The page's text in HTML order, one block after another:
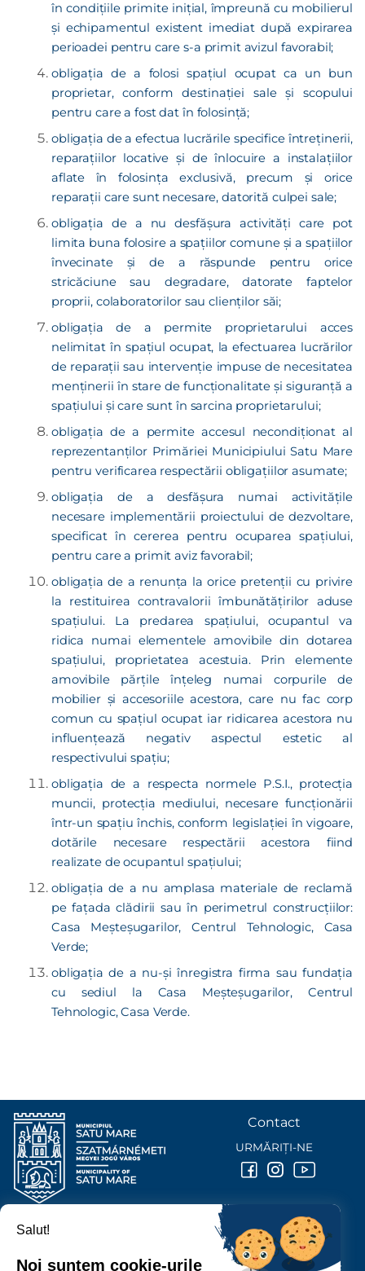
în condiţiile primite iniţial, împreună cu mobilierul
şi echipamentul existent imediat după expirarea
perioadei pentru care s-a primit avizul favorabil;
obligaţia de a folosi spaţiul ocupat ca un bun
proprietar, conform destinaţiei sale şi scopului
pentru care a fost dat în folosință;
obligaţia de a efectua lucrările specifice întreţinerii,
reparaţiilor locative şi de înlocuire a instalaţiilor
aflate în folosinţa exclusivă, precum şi orice
reparaţii care sunt necesare, datorită culpei sale;
obligația de a nu desfăşura activităţi care pot
limita buna folosire a spaţiilor comune şi a spaţiilor
învecinate şi de a răspunde pentru orice
stricăciune sau degradare, datorate faptelor
proprii, colaboratorilor sau clienţilor săi;
obligaţia de a permite proprietarului acces
nelimitat în spațiul ocupat, la efectuarea lucrărilor
de reparaţii sau intervenţie impuse de necesitatea
menţinerii în stare de funcţionalitate şi siguranţă a
spaţiului şi care sunt în sarcina proprietarului;
obligația de a permite accesul necondiționat al
reprezentanților Primăriei Municipiului Satu Mare
pentru verificarea respectării obligaţiilor asumate;
obligaţia de a desfăşura numai activităţile
necesare implementării proiectului de dezvoltare,
specificat în cererea pentru ocuparea spațiului,
pentru care a primit aviz favorabil;
obligația de a renunţa la orice pretenţii cu privire
la restituirea contravalorii îmbunătăţirilor aduse
spațiului. La predarea spațiului, ocupantul va
ridica numai elementele amovibile din dotarea
spaţiului, proprietatea acestuia. Prin elemente
amovibile părţile înţeleg numai corpurile de
mobilier şi accesoriile acestora, care nu fac corp
comun cu spaţiul ocupat iar ridicarea acestora nu
influenţează negativ aspectul estetic al
respectivului spaţiu;
obligația de a respecta normele P.S.I., protecția
muncii, protecția mediului, necesare funcționării
într-un spațiu închis, conform legislației în vigoare,
dotările necesare respectării acestora fiind
realizate de ocupantul spațiului;
obligația de a nu amplasa materiale de reclamă
pe faţada clădirii sau în perimetrul construcțiilor:
Casa Meșteșugarilor, Centrul Tehnologic, Casa
Verde;
obligația de a nu-și înregistra firma sau fundația
cu sediul la Casa Meșteșugarilor, Centrul
Tehnologic, Casa Verde.
PRIMĂRIA MUNICIPIULUI
Contact
URMĂRIȚI-NE
Salut!
Noi suntem cookie-urile